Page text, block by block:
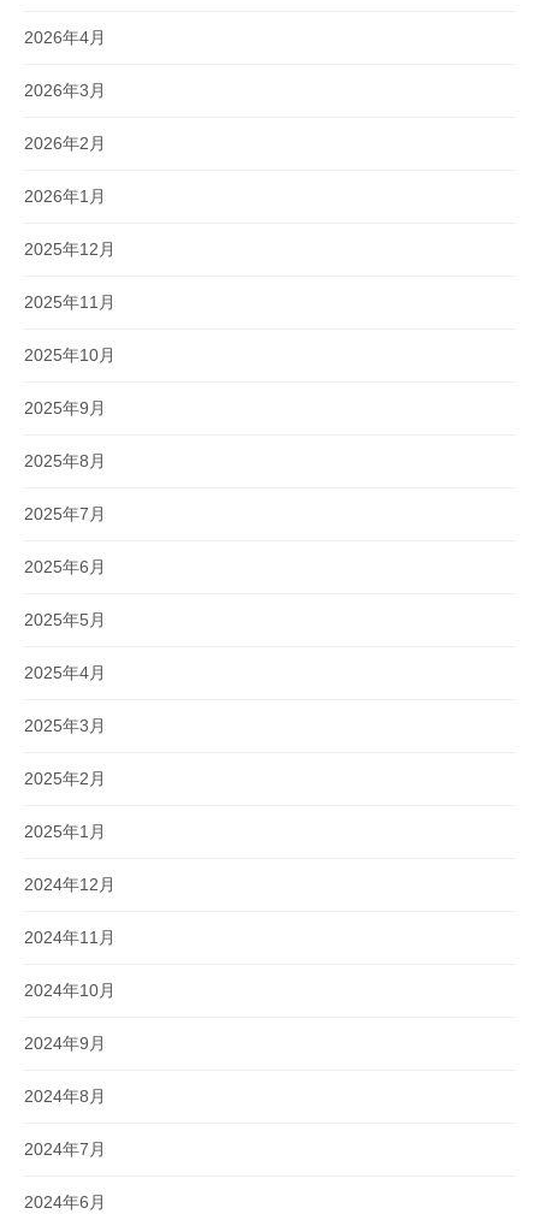
2026年4月
2026年3月
2026年2月
2026年1月
2025年12月
2025年11月
2025年10月
2025年9月
2025年8月
2025年7月
2025年6月
2025年5月
2025年4月
2025年3月
2025年2月
2025年1月
2024年12月
2024年11月
2024年10月
2024年9月
2024年8月
2024年7月
2024年6月